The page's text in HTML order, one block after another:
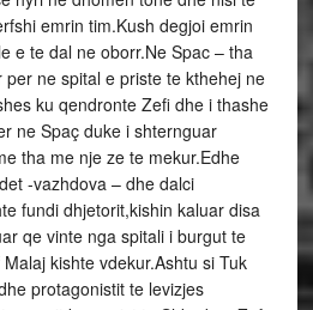
emrin tim.Kush degjoi emrin
e te dal ne oborr.Ne Spac – tha
ne spital e priste te kthehej ne
ku qendronte Zefi dhe i thashe
ne Spaç duke i shternguar
tha me nje ze te mekur.Edhe
-vazhdova – dhe dalci
fundi dhjetorit,kishin kaluar disa
qe vinte nga spitali i burgut te
kishte vdekur.Ashtu si Tuk
protagonistit te levizjes